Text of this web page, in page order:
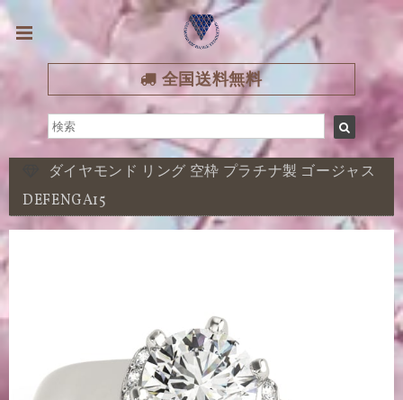
全国送料無料
ダイヤモンド リング 空枠 プラチナ製 ゴージャス
DEFENGA15